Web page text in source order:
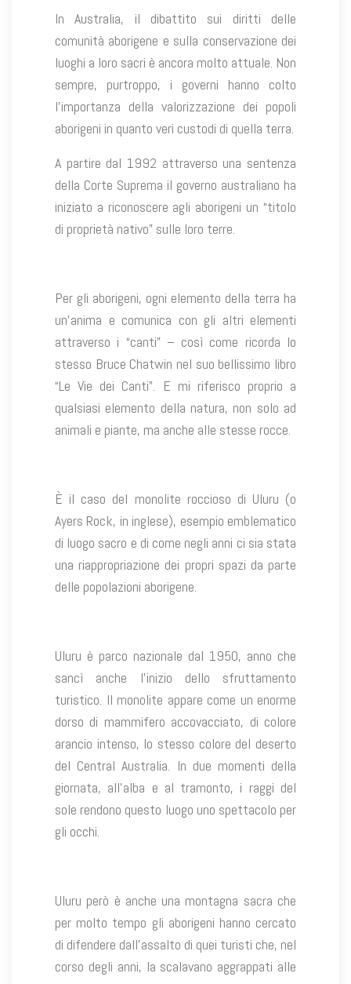
In Australia, il dibattito sui diritti delle
comunità aborigene e sulla conservazione dei
luoghi a loro sacri è ancora molto attuale. Non
sempre, purtroppo, i governi hanno colto
l’importanza della valorizzazione dei popoli
aborigeni in quanto veri custodi di quella terra.
A partire dal 1992 attraverso una sentenza
della Corte Suprema il governo australiano ha
iniziato a riconoscere agli aborigeni un “titolo
di proprietà nativo” sulle loro terre.
Per gli aborigeni, ogni elemento della terra ha
un’anima e comunica con gli altri elementi
attraverso i “canti” – così come ricorda lo
stesso Bruce Chatwin nel suo bellissimo libro
“Le Vie dei Canti”. E mi riferisco proprio a
qualsiasi elemento della natura, non solo ad
animali e piante, ma anche alle stesse rocce.
È il caso del monolite roccioso di Uluru (o
Ayers Rock, in inglese), esempio emblematico
di luogo sacro e di come negli anni ci sia stata
una riappropriazione dei propri spazi da parte
delle popolazioni aborigene.
Uluru è parco nazionale dal 1950, anno che
sancì anche l’inizio dello sfruttamento
turistico. Il monolite appare come un enorme
dorso di mammifero accovacciato, di colore
arancio intenso, lo stesso colore del deserto
del Central Australia. In due momenti della
giornata, all’alba e al tramonto, i raggi del
sole rendono questo luogo uno spettacolo per
gli occhi.
Uluru però è anche una montagna sacra che
per molto tempo gli aborigeni hanno cercato
di difendere dall’assalto di quei turisti che, nel
corso degli anni, la scalavano aggrappati alle